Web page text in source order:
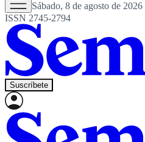
Sábado, 8 de agosto de 2026
ISSN 2745-2794
Suscríbete